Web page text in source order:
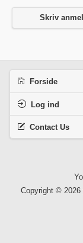
Skriv
Forside
Log ind
Contact Us
Copyright © 2026